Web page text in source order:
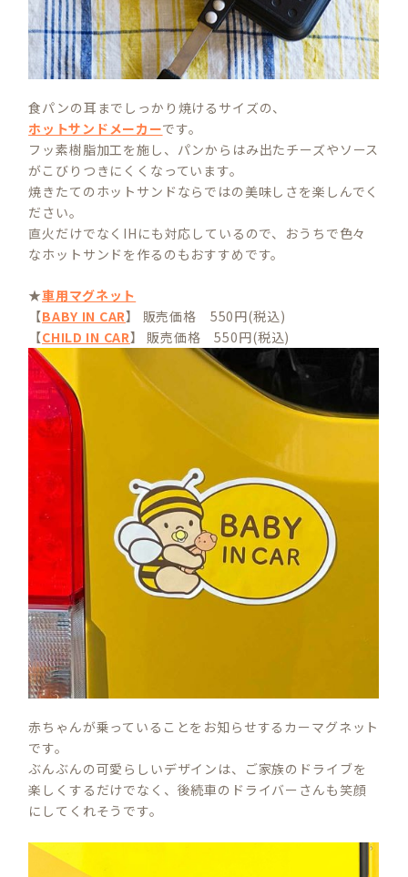
食パンの耳までしっかり焼けるサイズの、
ホットサンドメーカーです。
フッ素樹脂加工を施し、パンからはみ出たチーズやソース
がこびりつきにくくなっています。
焼きたてのホットサンドならではの美味しさを楽しんでく
ださい。
直火だけでなくIHにも対応しているので、おうちで色々
なホットサンドを作るのもおすすめです。
★車用マグネット
【BABY IN CAR】 販売価格 550円(税込)
【CHILD IN CAR】 販売価格 550円(税込)
赤ちゃんが乗っていることをお知らせするカーマグネット
です。
ぶんぶんの可愛らしいデザインは、ご家族のドライブを
楽しくするだけでなく、後続車のドライバーさんも笑顔
にしてくれそうです。